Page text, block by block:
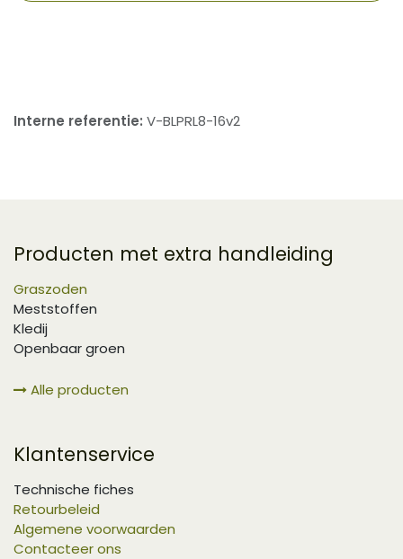
Interne referentie: V-BLPRL8-16v2
Producten met extra handleiding
Graszoden
Meststoffen
Kledij
Openbaar groen
Alle producten
Klantenservice
Technische fiches
Retourbeleid
Algemene voorwaarden
Contacteer ons